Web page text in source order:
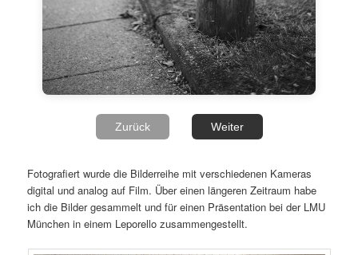
Zurück Weiter
Fotografiert wurde die Bilderreihe mit verschiedenen Kameras
digital und analog auf Film. Über einen längeren Zeitraum habe
ich die Bilder gesammelt und für einen Präsentation bei der LMU
München in einem Leporello zusammengestellt.